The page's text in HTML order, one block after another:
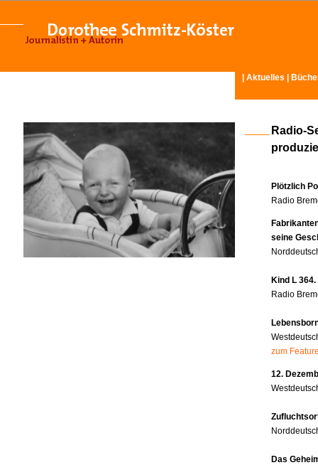
Aktuelles
Radio-
Plötzlich
Radio
seine
Kind L
Radio
zum
12.
Das